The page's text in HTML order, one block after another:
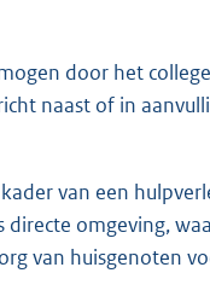
door het
naast of in
van een
omgeving,
van huisgenoten